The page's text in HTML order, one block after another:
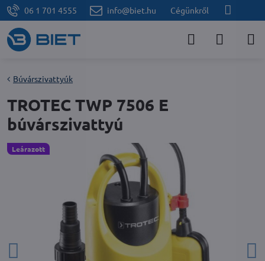
06 1 701 4555 info@biet.hu Cégünkről
Leárazott
Búvárszivattyúk
TROTEC TWP 7506 E
búvárszivattyú